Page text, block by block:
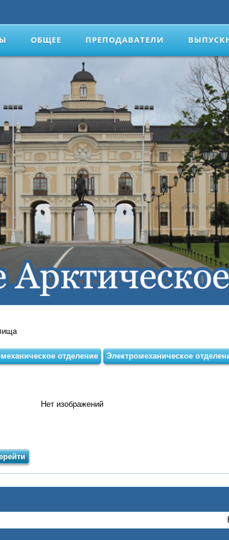
ОБЩЕЕ ПРЕПОДАВАТЕЛИ
отделение Электромеханическое
Нет изображений